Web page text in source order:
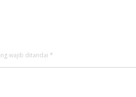
wajib ditandai *